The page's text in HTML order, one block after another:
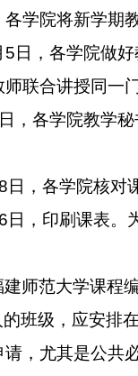
各学院将新学期
5 日，各学院做
联合讲授同一
日，各学院教学
日，各学院核对
日，印刷课表。
建师范大学课程
的班级，应安排
，尤其是公共